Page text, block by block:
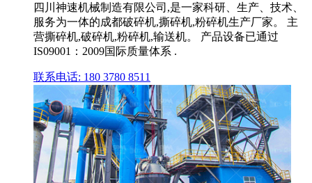
四川神速机械制造有限公司,是一家科研、生产、技术、
服务为一体的成都破碎机,撕碎机,粉碎机生产厂家。 主
营撕碎机,破碎机,粉碎机,输送机。 产品设备已通过
IS09001：2009国际质量体系 .
联系电话: 180 3780 8511